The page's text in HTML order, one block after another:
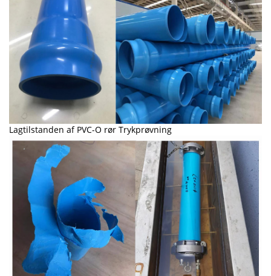
Lagtilstanden af PVC-O rør Trykprøvning